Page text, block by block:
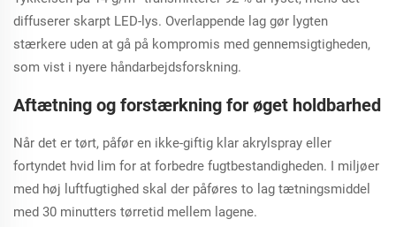
diffuserer skarpt LED-lys. Overlappende lag gør lygten
stærkere uden at gå på kompromis med gennemsigtigheden,
som vist i nyere håndarbejdsforskning.
Aftætning og forstærkning for øget holdbarhed
Når det er tørt, påfør en ikke-giftig klar akrylspray eller
fortyndet hvid lim for at forbedre fugtbestandigheden. I miljøer
med høj luftfugtighed skal der påføres to lag tætningsmiddel
med 30 minutters tørretid mellem lagene.